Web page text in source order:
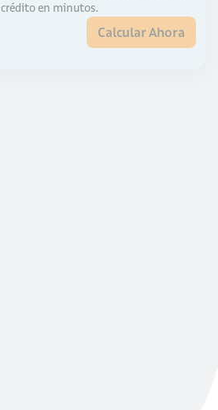
crédito en minutos.
Calcular Ahora